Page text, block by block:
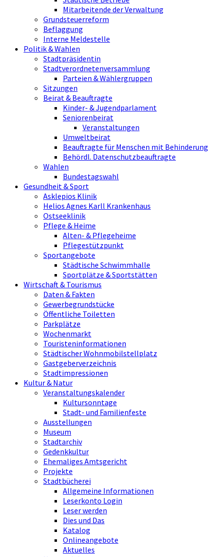
Mitarbeitende der Verwaltung
Grundsteuerreform
Beflaggung
Interne Meldestelle
Politik & Wahlen
Stadtpräsidentin
Stadtverordnetenversammlung
Parteien & Wählergruppen
Sitzungen
Beirat & Beauftragte
Kinder- & Jugendparlament
Seniorenbeirat
Veranstaltungen
Umweltbeirat
Beauftragte für Menschen mit Behinderung
Behördl. Datenschutzbeauftragte
Wahlen
Bundestagswahl
Gesundheit & Sport
Asklepios Klinik
Helios Agnes Karll Krankenhaus
Ostseeklinik
Pflege & Heime
Alten- & Pflegeheime
Pflegestützpunkt
Sportangebote
Städtische Schwimmhalle
Sportplätze & Sportstätten
Wirtschaft & Tourismus
Daten & Fakten
Gewerbegrundstücke
Öffentliche Toiletten
Parkplätze
Wochenmarkt
Touristeninformationen
Städtischer Wohnmobilstellplatz
Gastgeberverzeichnis
Stadtimpressionen
Kultur & Natur
Veranstaltungskalender
Kultursonntage
Stadt- und Familienfeste
Ausstellungen
Museum
Stadtarchiv
Gedenkkultur
Ehemaliges Amtsgericht
Projekte
Stadtbücherei
Allgemeine Informationen
Leserkonto Login
Leser werden
Dies und Das
Katalog
Onlineangebote
Aktuelles